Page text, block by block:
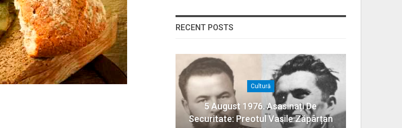
RECENT POSTS
Cultură
5 August 1976. Asasinați De
Securitate: Preotul Vasile Zăpârțan